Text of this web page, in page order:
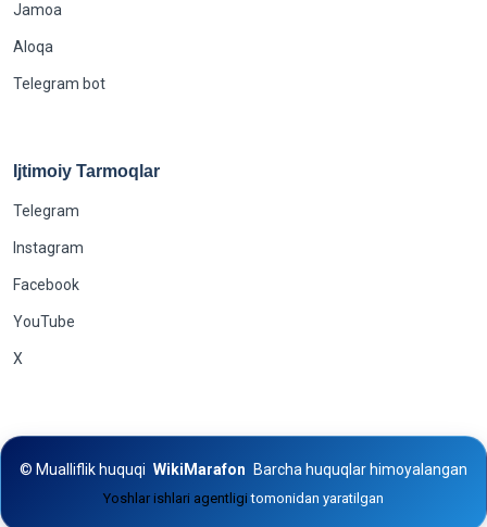
Jamoa
Aloqa
Telegram bot
Ijtimoiy Tarmoqlar
Telegram
Instagram
Facebook
YouTube
X
© Mualliflik huquqi WikiMarafon Barcha huquqlar himoyalangan
Yoshlar ishlari agentligitomonidan yaratilgan